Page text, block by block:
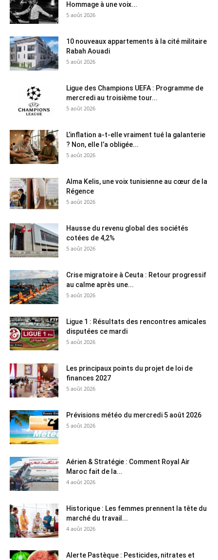
Hommage à une voix...
5 août 2026
10 nouveaux appartements à la cité militaire
Rabah Aouadi
5 août 2026
Ligue des Champions UEFA : Programme de
mercredi au troisième tour...
5 août 2026
L’inflation a-t-elle vraiment tué la galanterie
? Non, elle l’a obligée...
5 août 2026
Alma Kelis, une voix tunisienne au cœur de la
Régence
5 août 2026
Hausse du revenu global des sociétés
cotées de 4,2%
5 août 2026
Crise migratoire à Ceuta : Retour progressif
au calme après une...
5 août 2026
Ligue 1 : Résultats des rencontres amicales
disputées ce mardi
5 août 2026
Les principaux points du projet de loi de
finances 2027
5 août 2026
Prévisions météo du mercredi 5 août 2026
5 août 2026
Aérien & Stratégie : Comment Royal Air
Maroc fait de la...
4 août 2026
Historique : Les femmes prennent la tête du
marché du travail...
4 août 2026
Alerte Pastèque : Pesticides, nitrates et